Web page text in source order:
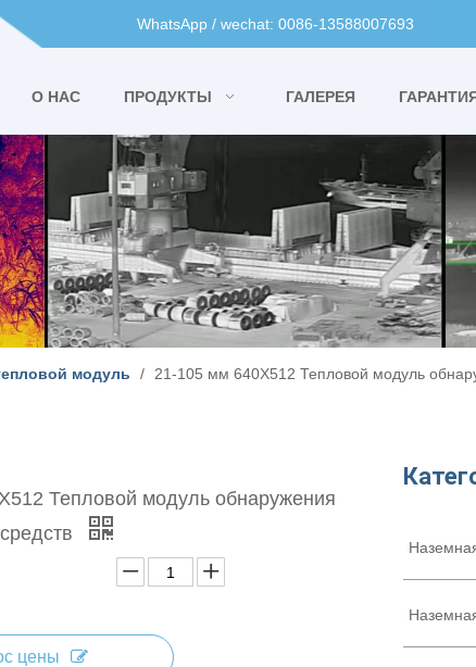
WhatsApp / wechat: 0086-13588007693
О НАС ПРОДУКТЫ ГАЛЕРЕЯ
модуль /
21-105 мм 640X512 Тепловой модуль
Тепловой модуль обнаружения
цены